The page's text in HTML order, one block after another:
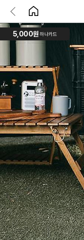
5,000원 하나카드